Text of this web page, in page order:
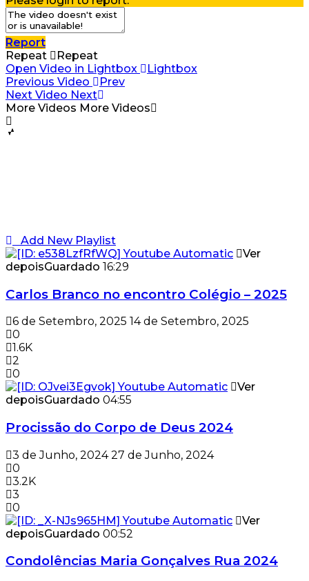
Report
Repeat
Repeat
Open Video in Lightbox
Lightbox
Previous Video
Prev
Next Video Next
More Videos More Videos
Add New Playlist
Ver
depoisGuardado 16:29
Carlos Branco no encontro Colégio – 2025
6 de Setembro, 2025 14 de Setembro, 2025
0
1.6K
2
0
Ver
depoisGuardado 04:55
Procissão do Corpo de Deus 2024
3 de Junho, 2024 27 de Junho, 2024
0
3.2K
3
0
Ver
depoisGuardado 00:52
Condolências Maria Gonçalves Rua 2024